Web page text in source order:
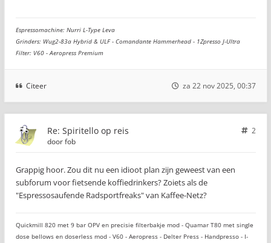
Espressomachine: Nurri L-Type Leva
Grinders: Wug2-83a Hybrid & ULF - Comandante Hammerhead - 1Zpresso J-Ultra
Filter: V60 - Aeropress Premium
Citeer za 22 nov 2025, 00:37
Re: Spiritello op reis
2
doorfob
Grappig hoor. Zou dit nu een idioot plan zijn geweest van een
subforum voor fietsende koffiedrinkers? Zoiets als de
"Espressosaufende Radsportfreaks" van Kaffee-Netz?
Quickmill 820 met 9 bar OPV en precisie filterbakje mod - Quamar T80 met single
dose bellows en doserless mod - V60 - Aeropress - Delter Press - Handpresso - I-